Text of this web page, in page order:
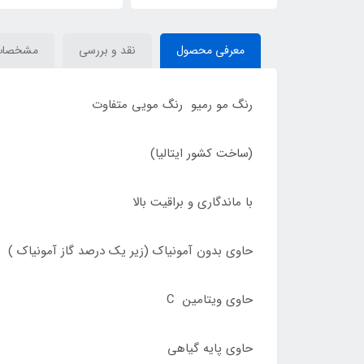
معرفی محصول نقد و بررسی
رنگ مو رمیو رنگ مویی متفاوت
(ساخت کشور ایتالیا)
با ماندگاری و براقیت بالا
حاوی بدون آمونیاک (زیر یک درصد گاز آمونیاک )
حاوی ویتامین C
حاوی پایه گیاهی